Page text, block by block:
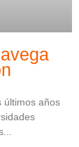
últimos años